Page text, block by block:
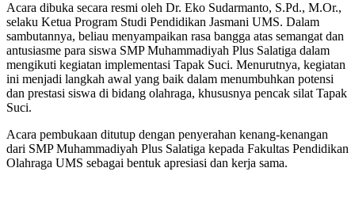
Acara dibuka secara resmi oleh Dr. Eko Sudarmanto, S.Pd., M.Or.,
selaku Ketua Program Studi Pendidikan Jasmani UMS. Dalam
sambutannya, beliau menyampaikan rasa bangga atas semangat dan
antusiasme para siswa SMP Muhammadiyah Plus Salatiga dalam
mengikuti kegiatan implementasi Tapak Suci. Menurutnya, kegiatan
ini menjadi langkah awal yang baik dalam menumbuhkan potensi
dan prestasi siswa di bidang olahraga, khususnya pencak silat Tapak
Suci.
Acara pembukaan ditutup dengan penyerahan kenang-kenangan
dari SMP Muhammadiyah Plus Salatiga kepada Fakultas Pendidikan
Olahraga UMS sebagai bentuk apresiasi dan kerja sama.